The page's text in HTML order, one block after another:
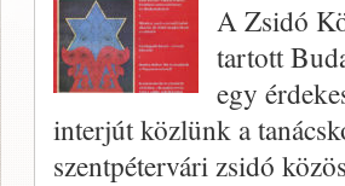
A Zsidó
tartott
egy
interjút közlünk a
szentpétervári zsidó